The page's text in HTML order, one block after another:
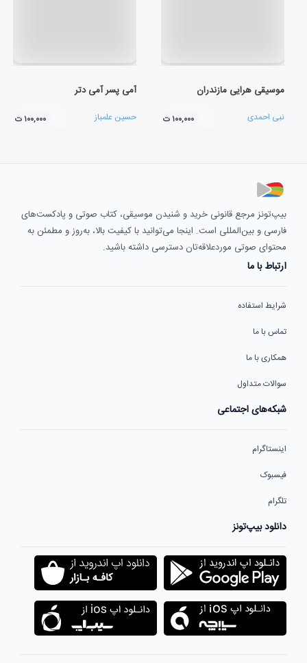
موسیقی هرایی مازندران
نبی احمدی ۱۰۰,۰۰۰ ت
آمی پسر آمی دتر
حسین علمباز ۱۰۰,۰۰۰ ت
بیپ‌تونز مرجع قانونی خرید و شنیدن موسیقی، کتاب صوتی و پادکست‌های
فارسی و بین‌المللی است. اینجا می‌توانید با کیفیت بالا، به‌روز و مطمئن به
محتوای صوتی موردعلاقه‌تان دسترسی داشته باشید.
ارتباط با ما
شرایط استفاده
تماس با ما
همکاری با ما
سوالات متداول
شبکه‌های اجتماعی
اینستاگرام
فیسبوک
تلگرام
دانلود بیپ‌تونز